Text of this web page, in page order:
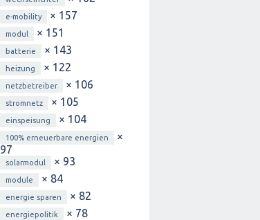
e-mobility × 157
modul × 151
batterie × 143
heizung × 122
netzbetreiber × 106
stromnetz × 105
einspeisung × 104
100% erneuerbare energien
×
97
solarmodul × 93
module × 84
energie sparen × 82
energiepolitik × 78